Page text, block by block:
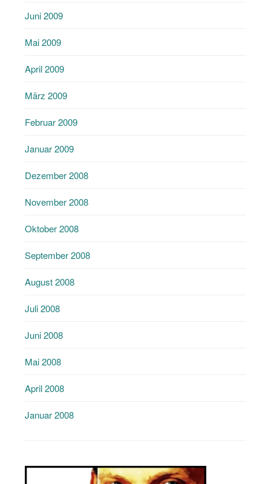
Juni 2009
Mai 2009
April 2009
März 2009
Februar 2009
Januar 2009
Dezember 2008
November 2008
Oktober 2008
September 2008
August 2008
Juli 2008
Juni 2008
Mai 2008
April 2008
Januar 2008